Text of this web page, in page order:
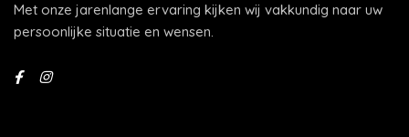
Met onze jarenlange ervaring kijken wij vakkundig naar uw
persoonlijke situatie en wensen.